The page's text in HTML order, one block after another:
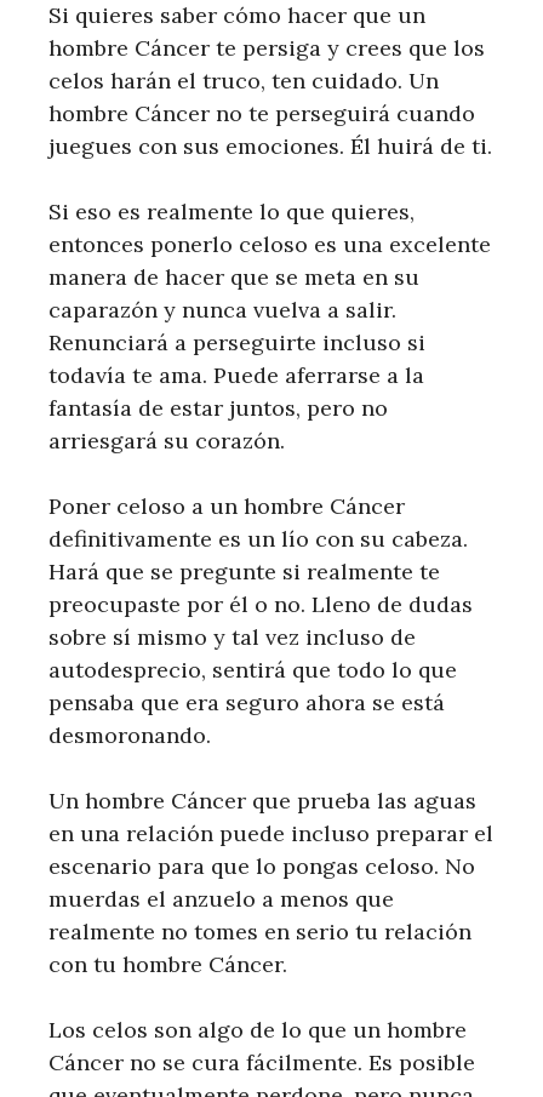
Si quieres saber cómo hacer que un
hombre Cáncer te persiga y crees que los
celos harán el truco, ten cuidado. Un
hombre Cáncer no te perseguirá cuando
juegues con sus emociones. Él huirá de ti.
Si eso es realmente lo que quieres,
entonces ponerlo celoso es una excelente
manera de hacer que se meta en su
caparazón y nunca vuelva a salir.
Renunciará a perseguirte incluso si
todavía te ama. Puede aferrarse a la
fantasía de estar juntos, pero no
arriesgará su corazón.
Poner celoso a un hombre Cáncer
definitivamente es un lío con su cabeza.
Hará que se pregunte si realmente te
preocupaste por él o no. Lleno de dudas
sobre sí mismo y tal vez incluso de
autodesprecio, sentirá que todo lo que
pensaba que era seguro ahora se está
desmoronando.
Un hombre Cáncer que prueba las aguas
en una relación puede incluso preparar el
escenario para que lo pongas celoso. No
muerdas el anzuelo a menos que
realmente no tomes en serio tu relación
con tu hombre Cáncer.
Los celos son algo de lo que un hombre
Cáncer no se cura fácilmente. Es posible